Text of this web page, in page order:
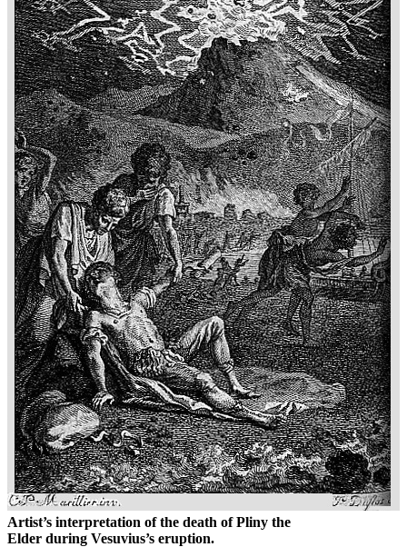
Artist’s interpretation of the death of Pliny the
Elder during Vesuvius’s eruption.